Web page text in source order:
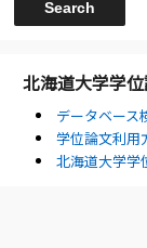
北海道大学学
データベース
学位論文利用
北海道大学学